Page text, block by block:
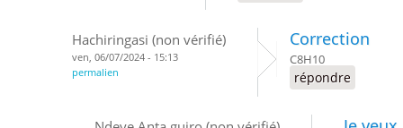
Hachiringasi (non vérifié)
ven, 06/07/2024 - 15:13
permalien
Correction
C8H10
répondre